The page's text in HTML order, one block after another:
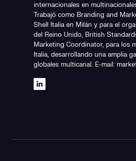
internacionales en
Trabajó como Branding and
Shell Italia en Milán y para el
del Reino Unido, British
Marketing Coordinator, para los
Italia, desarrollando una amplia
globales multicanal. E-mail: